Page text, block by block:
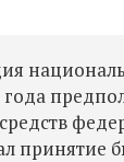
принятие